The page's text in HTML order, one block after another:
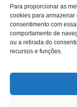
Para proporcionar as
cookies para
consentimento com
comportamento de
ou a retirada do
recursos e funções.